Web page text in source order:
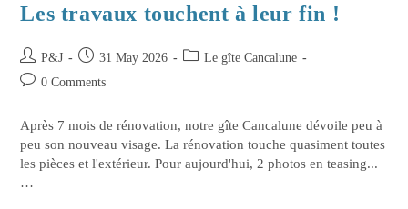
Les travaux touchent à leur fin !
P&J 31 May 2026
Le gîte Cancalune
0 Comments
Après 7 mois de rénovation, notre gîte Cancalune dévoile peu à
peu son nouveau visage. La rénovation touche quasiment toutes
les pièces et l'extérieur. Pour aujourd'hui, 2 photos en teasing...
…